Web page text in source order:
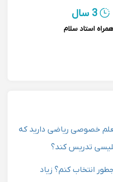
3 سال
همراه استاد سلام
خصوصی ریاضی دارید که
تدریس کند؟
انتخاب کنم؟ زیاد